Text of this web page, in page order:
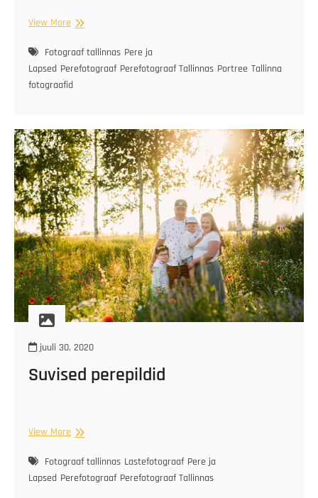
View More Perepildid
põllul
Fotograaf tallinnas Pere ja
Lapsed Perefotograaf Perefotograaf Tallinnas Portree Tallinna
fotograafid
juuli 30, 2020
Suvised perepildid
View More Suvised
Fotograaf tallinnas Lastefotograaf Pere ja
Lapsed Perefotograaf Perefotograaf Tallinnas